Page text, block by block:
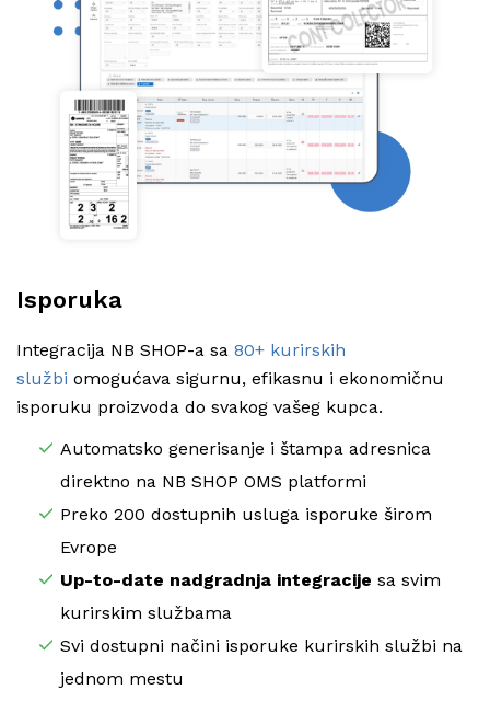
Isporuka
Integracija NB SHOP-a sa 80+ kurirskih
službi omogućava sigurnu, efikasnu i ekonomičnu
isporuku proizvoda do svakog vašeg kupca.
Automatsko generisanje i štampa adresnica
direktno na NB SHOP OMS platformi
Preko 200 dostupnih usluga isporuke širom
Evrope
Up-to-date nadgradnja integracije sa svim
kurirskim službama
Svi dostupni načini isporuke kurirskih službi na
jednom mestu